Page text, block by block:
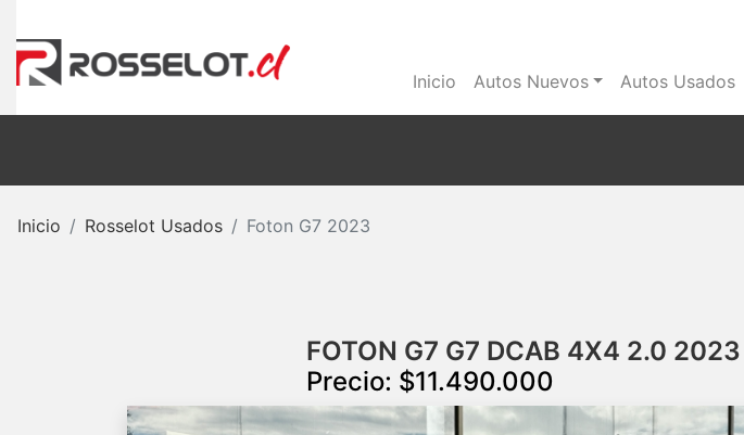
Inicio Autos Nuevos Autos Usados
Inicio Rosselot Usados Foton G7 2023
FOTON G7 G7 DCAB 4X4 2.0 2023
Precio: $11.490.000